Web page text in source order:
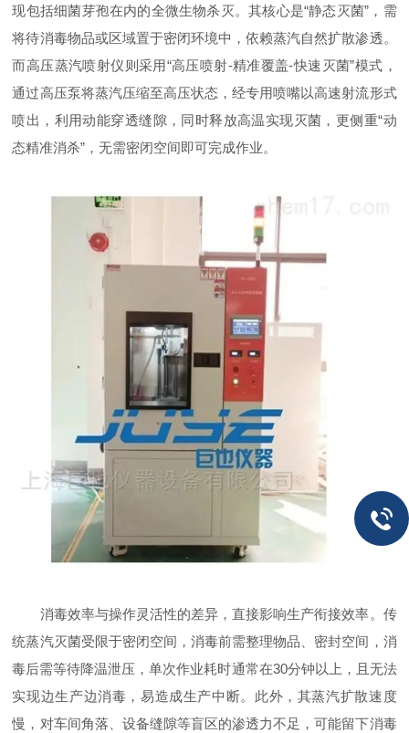
现包括细菌芽孢在内的全微生物杀灭。其核心是“静态灭菌”，需
将待消毒物品或区域置于密闭环境中，依赖蒸汽自然扩散渗透。
而高压蒸汽喷射仪则采用“高压喷射-精准覆盖-快速灭菌”模式，
通过高压泵将蒸汽压缩至高压状态，经专用喷嘴以高速射流形式
喷出，利用动能穿透缝隙，同时释放高温实现灭菌，更侧重“动
态精准消杀”，无需密闭空间即可完成作业。
消毒效率与操作灵活性的差异，直接影响生产衔接效率。传
统蒸汽灭菌受限于密闭空间，消毒前需整理物品、密封空间，消
毒后需等待降温泄压，单次作业耗时通常在30分钟以上，且无法
实现边生产边消毒，易造成生产中断。此外，其蒸汽扩散速度
慢，对车间角落、设备缝隙等盲区的渗透力不足，可能留下消毒